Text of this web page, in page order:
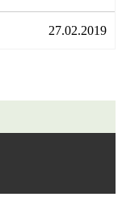
27.02.2019